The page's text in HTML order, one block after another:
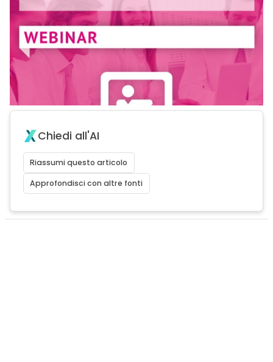
Chiedi all'AI
Riassumi questo articolo
Approfondisci con altre fonti